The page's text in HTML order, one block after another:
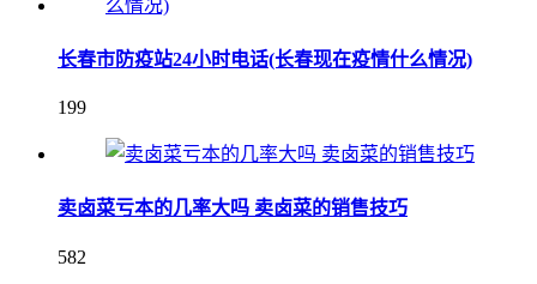
长春市防疫站24小时电话(长春现在疫情什么情况)
199
卖卤菜亏本的几率大吗 卖卤菜的销售技巧
582